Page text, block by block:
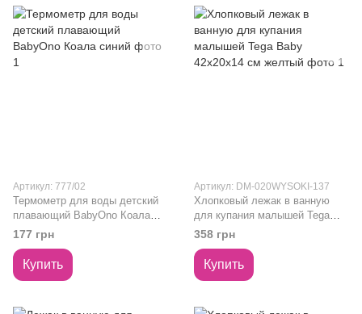
Артикул: 777/02
Термометр для воды детский
плавающий BabyOno Коала
синий
177 грн
Купить
Артикул: DM-020WYSOKI-137
Хлопковый лежак в ванную
для купания малышей Tega
Baby 42х20х14 см желтый
358 грн
Купить